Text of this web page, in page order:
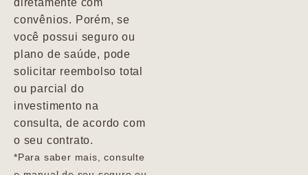
convênios. Porém, se
você possui seguro ou
plano de saúde, pode
solicitar reembolso total
ou parcial do
investimento na
consulta, de acordo com
o seu contrato.
*Para saber mais, consulte